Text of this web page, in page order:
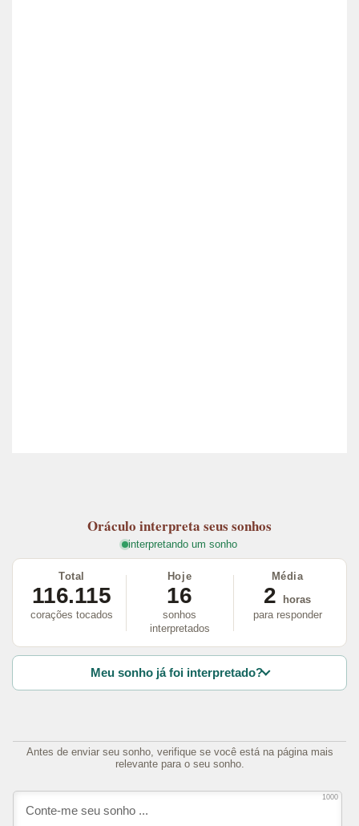
Oráculo interpreta seus sonhos
interpretando um sonho
Total
116.115
corações tocados
Hoje
16
sonhos
interpretados
Média
2
horas
para responder
Meu sonho já foi interpretado?
Antes de enviar seu sonho, verifique se você está na página mais
relevante para o seu sonho.
1000